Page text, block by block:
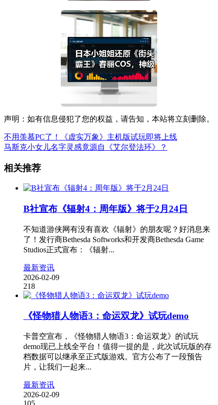
声明：如有信息侵犯了您的权益，请告知，本站将立刻删除。
不用羡慕PC了！《虚实万象》主机版试玩即将上线
马斯克小女儿名字灵感竟源自《艾尔登法环》？
相关推荐
B社宣布《辐射4：周年版》将于2月24日
不知道游侠网有没有喜欢《辐射》的朋友呢？好消息来
了！发行商Bethesda Softworks和开发商Bethesda Game
Studios正式宣布：《辐射...
最新资讯
2026-02-09
218
《怪物猎人物语3：命运双龙》试玩demo
卡普空宣布，《怪物猎人物语3：命运双龙》的试玩
demo现已上线全平台！值得一提的是，此次试玩版的存
档数据可以继承至正式版游戏。官方公布了一段预告
片，让我们一起来...
最新资讯
2026-02-09